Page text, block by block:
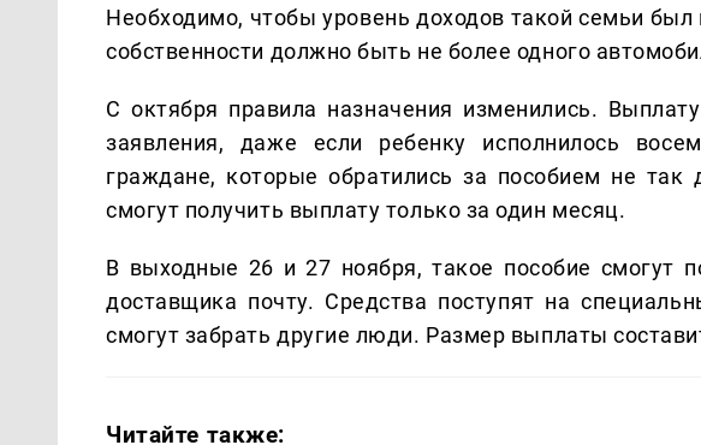
Необходимо, чтобы уровень доходов такой семьи
собственности должно быть не более одного
С октября правила назначения изменились.
заявления, даже если ребенку исполнилось
граждане, которые обратились за пособием не так
смогут получить выплату только за один месяц.
В выходные 26 и 27 ноября, такое пособие смогут
доставщика почту. Средства поступят на
смогут забрать другие люди. Размер выплаты
Читайте также: